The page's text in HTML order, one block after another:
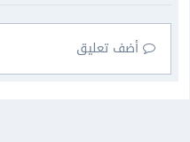
أضف تعليق